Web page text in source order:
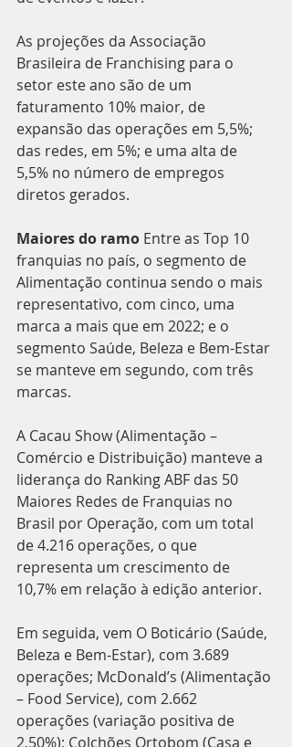
As projeções da Associação
Brasileira de Franchising para o
setor este ano são de um
faturamento 10% maior, de
expansão das operações em 5,5%;
das redes, em 5%; e uma alta de
5,5% no número de empregos
diretos gerados.
Maiores do ramo Entre as Top 10
franquias no país, o segmento de
Alimentação continua sendo o mais
representativo, com cinco, uma
marca a mais que em 2022; e o
segmento Saúde, Beleza e Bem-Estar
se manteve em segundo, com três
marcas.
A Cacau Show (Alimentação –
Comércio e Distribuição) manteve a
liderança do Ranking ABF das 50
Maiores Redes de Franquias no
Brasil por Operação, com um total
de 4.216 operações, o que
representa um crescimento de
10,7% em relação à edição anterior.
Em seguida, vem O Boticário (Saúde,
Beleza e Bem-Estar), com 3.689
operações; McDonald’s (Alimentação
– Food Service), com 2.662
operações (variação positiva de
2,50%); Colchões Ortobom (Casa e